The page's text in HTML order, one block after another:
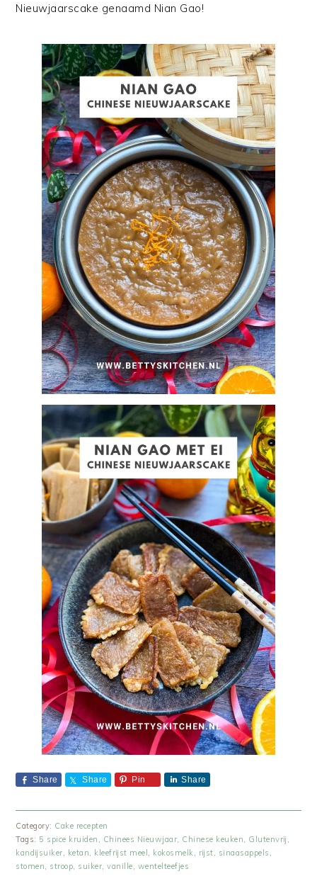
Nieuwjaarscake genaamd Nian Gao!
Share Share Pin Share
Category: Cake recepten
Tags: 5 spice kruiden Chinees Nieuwjaar Chinese keuken Glutenvrij
kandijsuiker
ketan kleefrijst meel kokosmelk rijst sinaasappels
stomen
stroop suiker ,vanille wentelteefjes